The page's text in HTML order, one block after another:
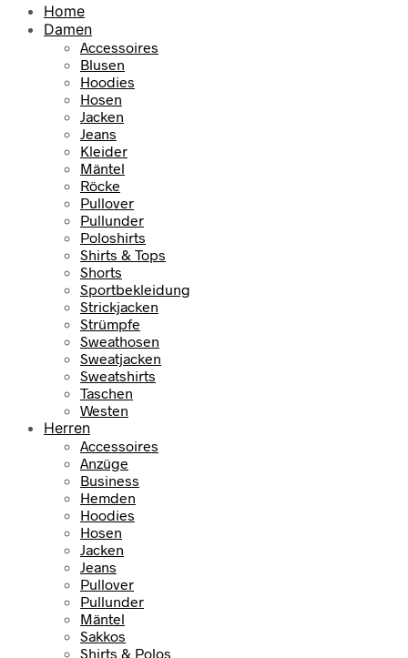
Home
Damen
Accessoires
Blusen
Hoodies
Hosen
Jacken
Jeans
Kleider
Mäntel
Röcke
Pullover
Pullunder
Poloshirts
Shirts & Tops
Shorts
Sportbekleidung
Strickjacken
Strümpfe
Sweathosen
Sweatjacken
Sweatshirts
Taschen
Westen
Herren
Accessoires
Anzüge
Business
Hemden
Hoodies
Hosen
Jacken
Jeans
Pullover
Pullunder
Mäntel
Sakkos
Shirts & Polos